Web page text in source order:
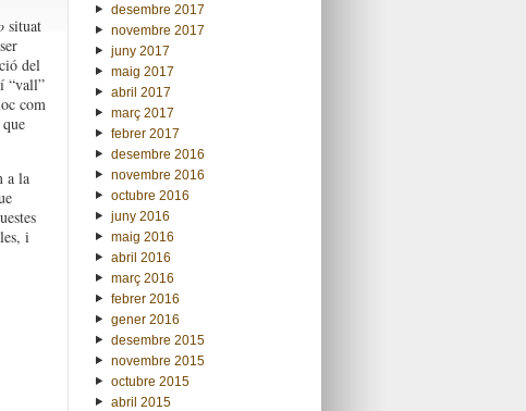
situat
del
“vall”
com
a la
i
desembre 2017
novembre 2017
juny 2017
maig 2017
abril 2017
març 2017
febrer 2017
desembre 2016
novembre 2016
octubre 2016
juny 2016
maig 2016
abril 2016
març 2016
febrer 2016
gener 2016
desembre 2015
novembre 2015
octubre 2015
abril 2015